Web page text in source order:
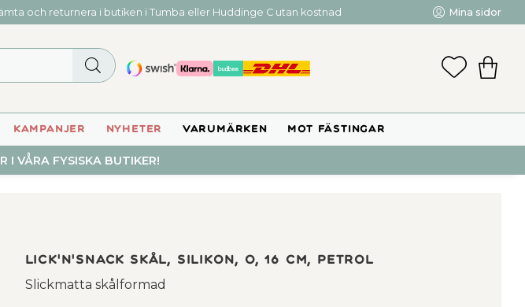
och returnera i butiken i Tumba eller Huddinge C utan kostnad Mina sidor
KAMPANJER NYHETER VARUMÄRKEN MOT FÄSTINGAR
I VÅRA FYSISKA BUTIKER!
Lick'n'Snack skål, silikon, o, 16 cm, petrol
Slickmatta skålformad